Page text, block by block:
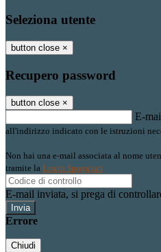
Seleziona utente
button close ×
Recupero password
button close ×
E-
all'indirizzo indicato con le istruzioni
Non hai una e-mail associata al nome
tramite la Login Spaggiari
E-mail inviata, si prega di
Errore
Chiudi